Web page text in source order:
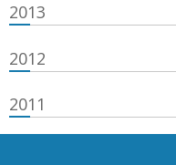
2013
2012
2011